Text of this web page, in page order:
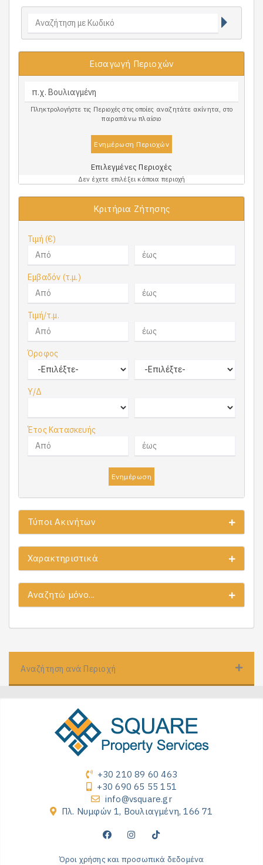
Εισαγωγή Περιοχών
Πληκτρολογήστε τις Περιοχές στις οποίες αναζητάτε ακίνητα, στο
παραπάνω πλαίσιο
Ενημέρωση Περιοχών
Επιλεγμένες Περιοχές
Δεν έχετε επιλέξει κάποια περιοχή
Κριτήρια Ζήτησης
Τιμή (€)
Εμβαδόν (τ.μ.)
Τιμή/τ.μ.
Όροφος
Υ/Δ
Έτος Κατασκευής
Ενημέρωση
Τύποι Ακινήτων
Χαρακτηριστικά
Αναζητώ μόνο...
Αναζήτηση ανά Περιοχή
+30 210 89 60 463
+30 690 65 55 151
info@vsquare.gr
Πλ. Νυμφών 1, Βουλιαγμένη, 166 71
Όροι χρήσης και προσωπικά δεδομένα